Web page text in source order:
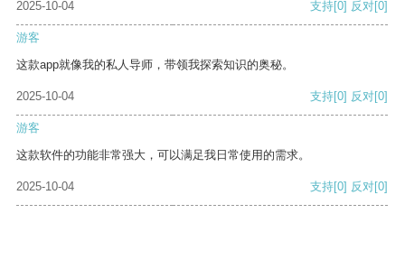
2025-10-04
支持[0] 反对[0]
游客
这款app就像我的私人导师，带领我探索知识的奥秘。
2025-10-04 支持[0] 反对[0]
游客
这款软件的功能非常强大，可以满足我日常使用的需求。
2025-10-04 支持[0] 反对[0]